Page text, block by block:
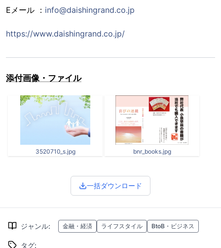
Eメール ： info@daishingrand.co.jp
https://www.daishingrand.co.jp/
添付画像・ファイル
3520710_s.jpg bnr_books.jpg
一括ダウンロード
ジャンル: 金融・経済 ライフスタイル BtoB・ビジネス
タグ: